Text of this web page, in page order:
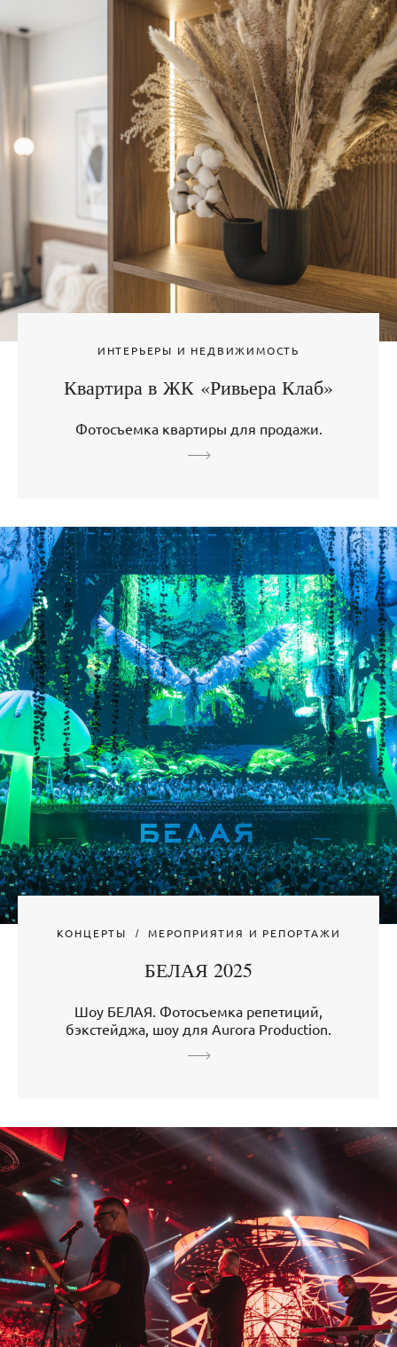
ИНТЕРЬЕРЫ И НЕДВИЖИМОСТЬ
Квартира в ЖК «Ривьера Клаб»
Фотосъемка квартиры для продажи.
КОНЦЕРТЫ МЕРОПРИЯТИЯ И РЕПОРТАЖИ
БЕЛАЯ 2025
Шоу БЕЛАЯ. Фотосъемка репетиций,
бэкстейджа, шоу для Aurora Production.